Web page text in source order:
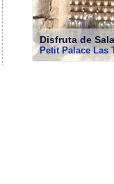
Disfruta de
Petit Palace Las